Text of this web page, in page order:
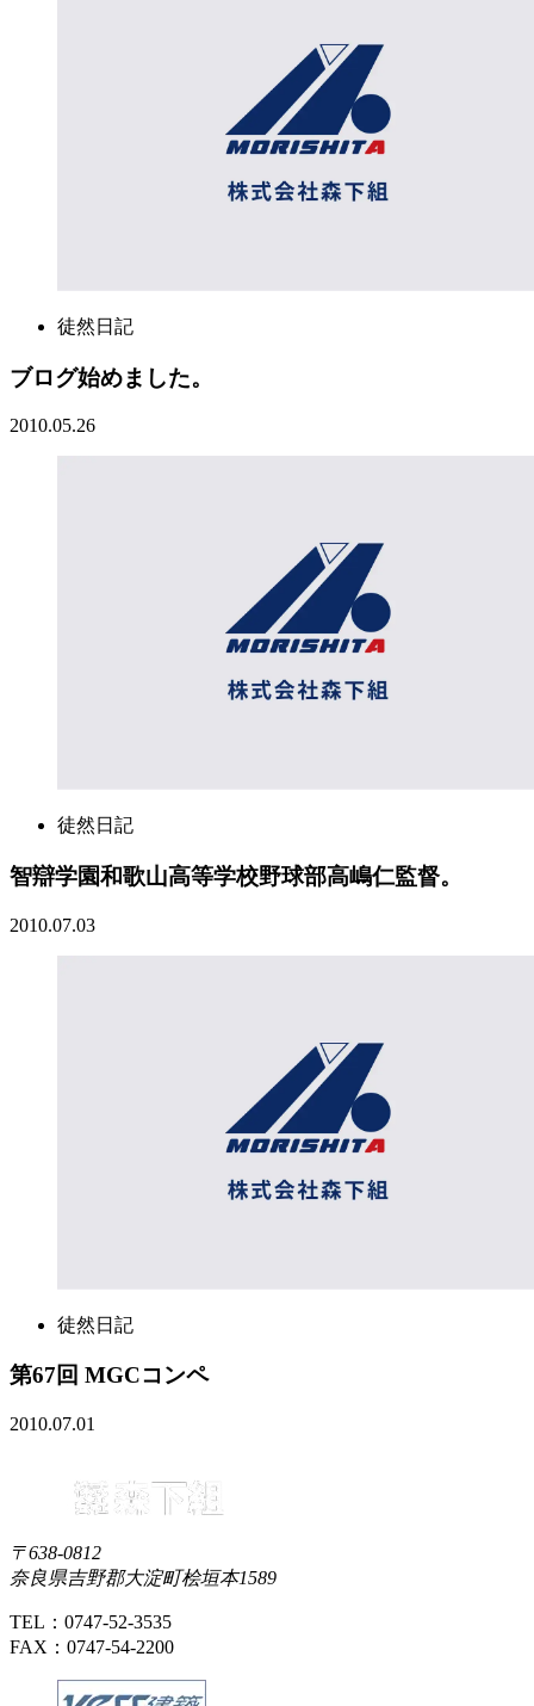
徒然日記
ブログ始めました。
2010.05.26
徒然日記
智辯学園和歌山高等学校野球部高嶋仁監督。
2010.07.03
徒然日記
第67回 MGCコンペ
2010.07.01
〒638-0812
奈良県吉野郡大淀町桧垣本1589
TEL：0747-52-3535
FAX：0747-54-2200